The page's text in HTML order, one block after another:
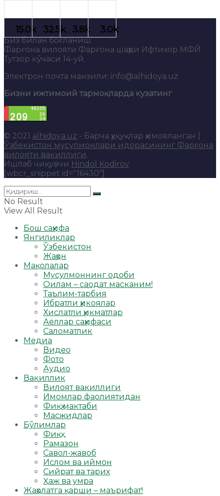
Биз билан боғланиш:
Фарғона вилояти Фарғона шаҳри Ифтихор МФЙ
Тутзор кўчаси 14-уй
Электрон почта манзили: info@alhidoya.uz
Бизни ижтимоий тармоқларда кузатинг
© 2021 alhidoya.uz - Барча ҳуқуқлар ҳимояланган |
Ўзбекистон мусулмонлари идорасининг Фарғона
вилояти вакиллиги.
Ишлаб чиқувчи Hindol Kodirov.
[wbcr_snippet id="16430"]
No Result
View All Result
Бош саҳифа
Янгиликлар
Ўзбекистон
Жаҳон
Мақолалар
Мусулмоннинг одоби
Оилам – саодат масканим!
Таълим-тарбия
Ибратли ҳикоялар
Хислатли ҳикматлар
Аёллар саҳифаси
Саломатлик
Медиа
Видео
Фото
Аудио
Вакиллик
Вилоят вакиллиги
Имомлар фаолиятидан
Фиқҳ мактаби
Масжидлар
Бўлимлар
Фиқҳ
Рамазон
Савол-жавоб
Ислом ва иймон
Сийрат ва тарих
Ҳаж ва умра
Жаҳолатга қарши – маърифат!